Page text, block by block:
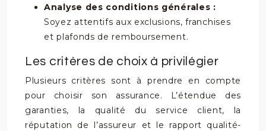
Analyse des conditions générales :
Soyez attentifs aux exclusions, franchises
et plafonds de remboursement.
Les critères de choix à privilégier
Plusieurs critères sont à prendre en compte
pour choisir son assurance. L’étendue des
garanties, la qualité du service client, la
réputation de l’assureur et le rapport qualité-